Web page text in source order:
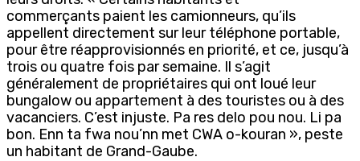
commerçants paient les camionneurs, qu’ils
appellent directement sur leur téléphone portable,
pour être réapprovisionnés en priorité, et ce, jusqu’à
trois ou quatre fois par semaine. Il s’agit
généralement de propriétaires qui ont loué leur
bungalow ou appartement à des touristes ou à des
vacanciers. C’est injuste. Pa res delo pou nou. Li pa
bon. Enn ta fwa nou’nn met CWA o-kouran », peste
un habitant de Grand-Gaube.